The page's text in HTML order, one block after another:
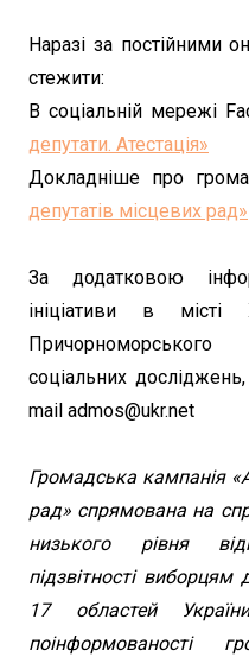
Наразі за постійними
стежити:
В соціальній мережі
депутати. Атестація»
Докладніше про
депутатів місцевих рад»
За додатковою
ініціативи в місті
соціальних
mail admos@ukr.net
Громадська кампанія
рад» спрямована на
низького рівня
підзвітності
17 областей
поінформованості